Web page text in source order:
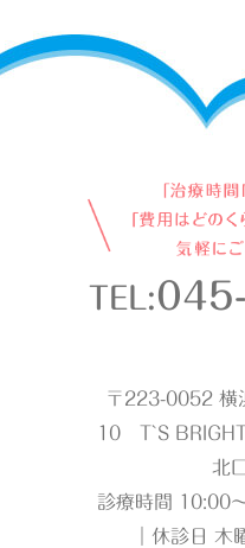
TEL:
〒223-0052 横
10 T`S
北
診療時間 10:00
｜休診日